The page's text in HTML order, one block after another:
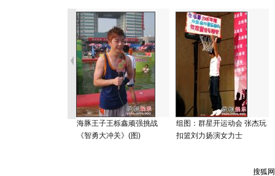
海豚王子王栎鑫顽强挑战
《智勇大冲关》(图)
组图：群星开运动会 张杰玩
扣篮刘力扬演女力士